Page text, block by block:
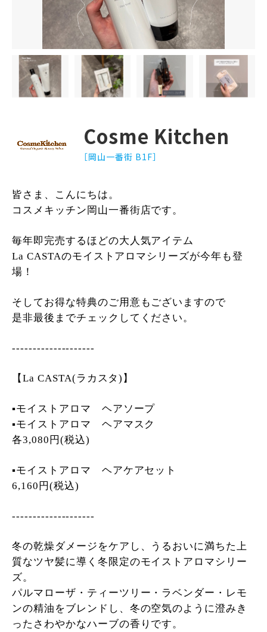
Cosme Kitchen
［岡山一番街 B1F］
皆さま、こんにちは。
コスメキッチン岡山一番街店です。
毎年即完売するほどの大人気アイテム
La CASTAのモイストアロマシリーズが今年も登
場！
そしてお得な特典のご用意もございますので
是非最後までチェックしてください。
--------------------
【La CASTA(ラカスタ)】
▪︎モイストアロマ ヘアソープ
▪︎モイストアロマ ヘアマスク
各3,080円(税込)
▪︎モイストアロマ ヘアケアセット
6,160円(税込)
--------------------
冬の乾燥ダメージをケアし、うるおいに満ちた上
質なツヤ髪に導く冬限定のモイストアロマシリー
ズ。
パルマローザ・ティーツリー・ラベンダー・レモ
ンの精油をブレンドし、冬の空気のように澄みき
ったさわやかなハーブの香りです。